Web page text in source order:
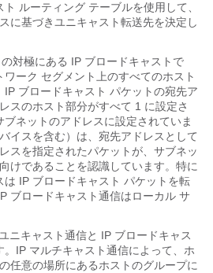
ルーティング テーブルを使用して、
に基づきユニキャスト転送先を決定し
対極にある IP ブロードキャストで
ーク セグメント上のすべてのホスト
ブロードキャスト パケットの宛先ア
スのホスト部分がすべて 1 に設定さ
ネットのアドレスに設定されていま
イスを含む）は、宛先アドレスとして
スを指定されたパケットが、サブネッ
けであることを認識しています。特に
IP ブロードキャスト パケットを転
ブロードキャスト通信はローカル サ
ニキャスト通信と IP ブロードキャス
。IP マルチキャスト通信によって、ホ
任意の場所にあるホストのグループに